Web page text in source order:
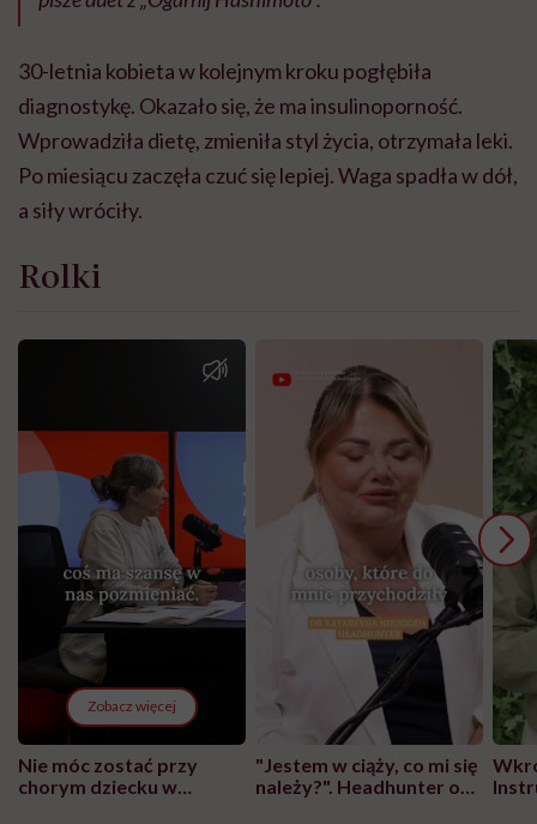
30-letnia kobieta w kolejnym kroku pogłębiła
diagnostykę. Okazało się, że ma insulinoporność.
Wprowadziła dietę, zmieniła styl życia, otrzymała leki.
Po miesiącu zaczęła czuć się lepiej. Waga spadła w dół,
a siły wróciły.
Rolki
Zobacz więcej
Nie móc zostać przy
chorym dziecku w
"Jestem w ciąży, co mi się
należy?". Headhunter o